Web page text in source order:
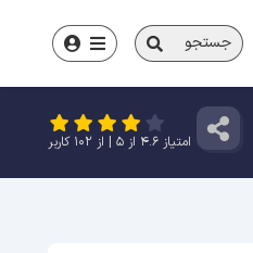
جستجو
امتیاز 4.6 از 5 | از 102 کاربر